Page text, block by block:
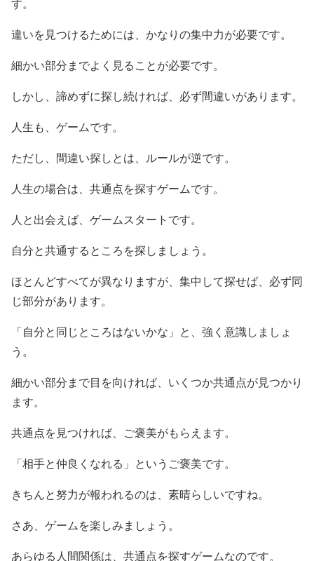
す。
違いを見つけるためには、かなりの集中力が必要です。
細かい部分までよく見ることが必要です。
しかし、諦めずに探し続ければ、必ず間違いがあります。
人生も、ゲームです。
ただし、間違い探しとは、ルールが逆です。
人生の場合は、共通点を探すゲームです。
人と出会えば、ゲームスタートです。
自分と共通するところを探しましょう。
ほとんどすべてが異なりますが、集中して探せば、必ず同
じ部分があります。
「自分と同じところはないかな」と、強く意識しましょ
う。
細かい部分まで目を向ければ、いくつか共通点が見つかり
ます。
共通点を見つければ、ご褒美がもらえます。
「相手と仲良くなれる」というご褒美です。
きちんと努力が報われるのは、素晴らしいですね。
さあ、ゲームを楽しみましょう。
あらゆる人間関係は、共通点を探すゲームなのです。